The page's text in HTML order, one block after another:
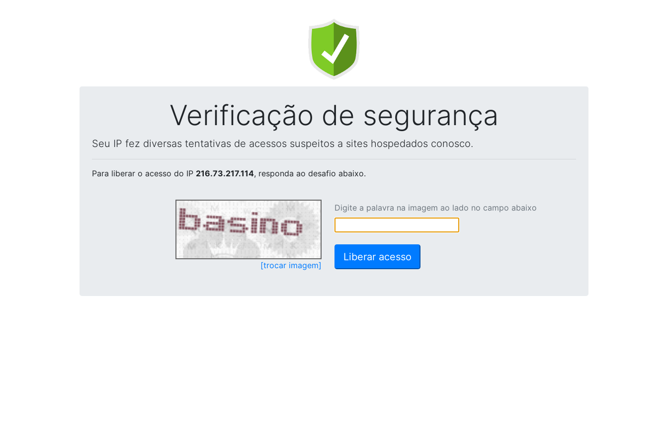
Verificação de segurança
Seu IP fez diversas tentativas de acessos suspeitos a sites hospedados conosco.
Para liberar o acesso do IP 216.73.217.114, responda ao desafio abaixo.
[trocar imagem]
Digite a palavra na imagem ao lado no campo abaixo